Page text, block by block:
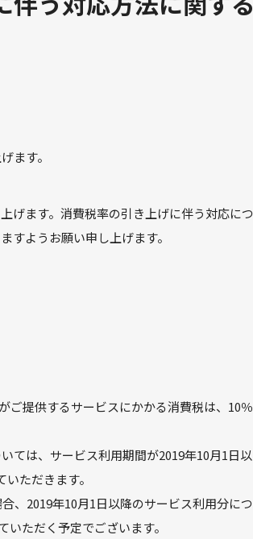
ます。
げます。消費税率の引き上げに伴う対応に
すようお願い申し上げます。
ご提供するサービスにかかる消費税は、10
ては、サービス利用期間が2019年10月1日
ただきます。
、2019年10月1日以降のサービス利用分に
ただく予定でございます。